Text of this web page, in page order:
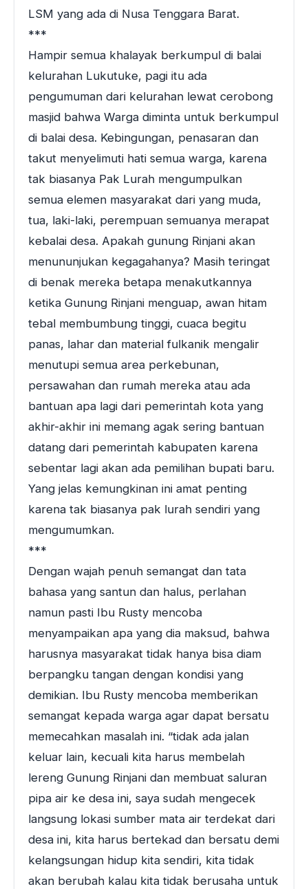
LSM yang ada di Nusa Tenggara Barat.
***
Hampir semua khalayak berkumpul di balai
kelurahan Lukutuke, pagi itu ada
pengumuman dari kelurahan lewat cerobong
masjid bahwa Warga diminta untuk berkumpul
di balai desa. Kebingungan, penasaran dan
takut menyelimuti hati semua warga, karena
tak biasanya Pak Lurah mengumpulkan
semua elemen masyarakat dari yang muda,
tua, laki-laki, perempuan semuanya merapat
kebalai desa. Apakah gunung Rinjani akan
menununjukan kegagahanya? Masih teringat
di benak mereka betapa menakutkannya
ketika Gunung Rinjani menguap, awan hitam
tebal membumbung tinggi, cuaca begitu
panas, lahar dan material fulkanik mengalir
menutupi semua area perkebunan,
persawahan dan rumah mereka atau ada
bantuan apa lagi dari pemerintah kota yang
akhir-akhir ini memang agak sering bantuan
datang dari pemerintah kabupaten karena
sebentar lagi akan ada pemilihan bupati baru.
Yang jelas kemungkinan ini amat penting
karena tak biasanya pak lurah sendiri yang
mengumumkan.
***
Dengan wajah penuh semangat dan tata
bahasa yang santun dan halus, perlahan
namun pasti Ibu Rusty mencoba
menyampaikan apa yang dia maksud, bahwa
harusnya masyarakat tidak hanya bisa diam
berpangku tangan dengan kondisi yang
demikian. Ibu Rusty mencoba memberikan
semangat kepada warga agar dapat bersatu
memecahkan masalah ini. “tidak ada jalan
keluar lain, kecuali kita harus membelah
lereng Gunung Rinjani dan membuat saluran
pipa air ke desa ini, saya sudah mengecek
langsung lokasi sumber mata air terdekat dari
desa ini, kita harus bertekad dan bersatu demi
kelangsungan hidup kita sendiri, kita tidak
akan berubah kalau kita tidak berusaha untuk